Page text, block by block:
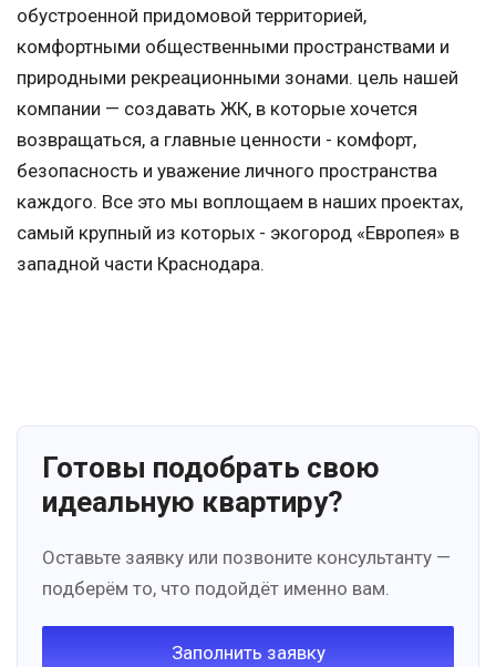
обустроенной придомовой территорией,
комфортными общественными пространствами и
природными рекреационными зонами. цель нашей
компании — создавать ЖК, в которые хочется
возвращаться, а главные ценности - комфорт,
безопасность и уважение личного пространства
каждого. Все это мы воплощаем в наших проектах,
самый крупный из которых - экогород «Европея» в
западной части Краснодара.
Готовы подобрать свою
идеальную квартиру?
Оставьте заявку или позвоните консультанту —
подберём то, что подойдёт именно вам.
Заполнить заявку